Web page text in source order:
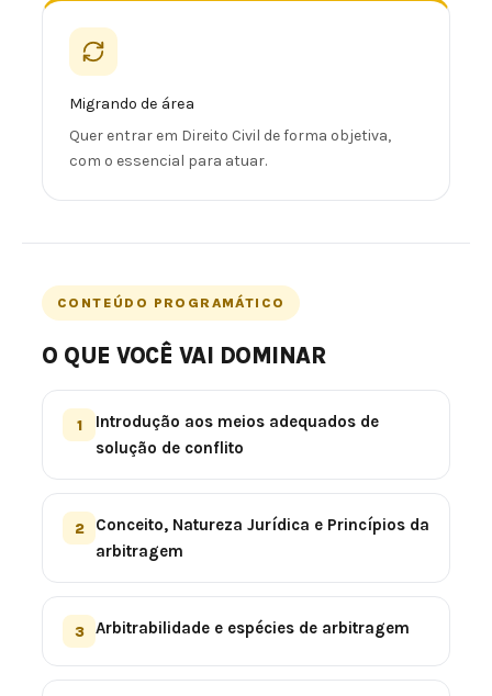
Migrando de área
Quer entrar em Direito Civil de forma objetiva,
com o essencial para atuar.
CONTEÚDO PROGRAMÁTICO
O QUE VOCÊ VAI DOMINAR
1
Introdução aos meios adequados de
solução de conflito
2
Conceito, Natureza Jurídica e Princípios da
arbitragem
3 Arbitrabilidade e espécies de arbitragem